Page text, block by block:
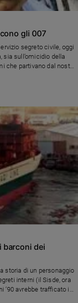
gli 007
segreto civile, oggi
sia sull’omicidio della
che partivano dal nostro
coperta da
barconi dei
storia di un personaggio
interni (il Sisde, ora
’90 avrebbe trafficato in
2000 avrebbe